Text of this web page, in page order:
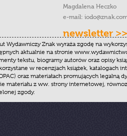
Magdalena Heczko
e-mail:
newsletter >>
Wydawniczy Znak wyraża zgodę na
aktualnie na stronie
tekstu, biogramy autorów oraz opisy
w recenzjach książek, katalogach
oraz materiałach promujących legalną
materiału z ww. strony internetowej,
zgody.